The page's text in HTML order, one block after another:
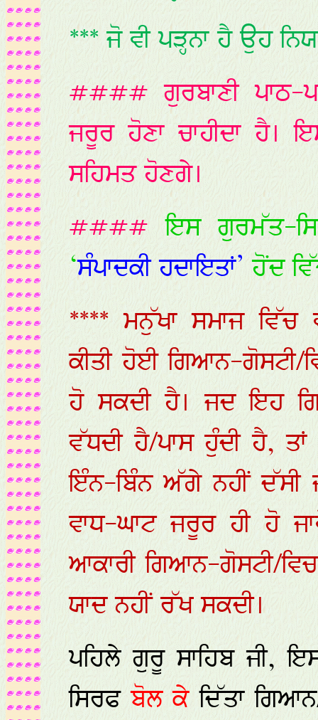
*** ਜੋ ਵੀ ਪੜ੍ਹਨਾ ਹੈ ਉਹ
#### ਗੁਰਬਾਣੀ ਪਾਠ-
ਜਰੂਰ ਹੋਣਾ ਚਾਹੀਦਾ ਹੈ।
ਸਹਿਮਤ ਹੋਣਗੇ।
####ਇਸ ਗੁਰਮੱਤ-
‘ਸੰਪਾਦਕੀ ਹਦਾਇਤਾਂ’ਹੋਂਦ
**** ਮਨੁੱਖਾ ਸਮਾਜ ਵਿੱਚ
ਕੀਤੀ ਹੋਈ ਗਿਆਨ-ਗੋਸਟੀ/
ਹੋ ਸਕਦੀ ਹੈ। ਜਦ ਇਹ
ਵੱਧਦੀ ਹੈ/ਪਾਸ ਹੁੰਦੀ ਹੈ,
ਇੰਨ-ਬਿੰਨ ਅੱਗੇ ਨਹੀਂ ਦੱਸੀ
ਵਾਧ-ਘਾਟ ਜਰੂਰ ਹੀ ਹੋ
ਆਕਾਰੀ ਗਿਆਨ-ਗੋਸਟੀ/
ਯਾਦ ਨਹੀਂ ਰੱਖ ਸਕਦੀ।
ਪਹਿਲੇ ਗੁਰੂ ਸਾਹਿਬ ਜੀ,
ਸਿਰਫਬੋਲ ਕੇਦਿੱਤਾ